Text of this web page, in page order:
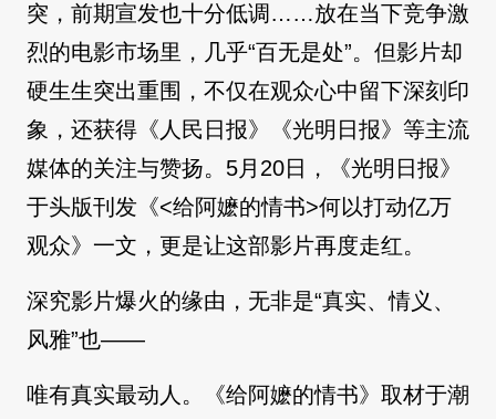
突，前期宣发也十分低调……放在当下竞争激
烈的电影市场里，几乎“百无是处”。但影片却
硬生生突出重围，不仅在观众心中留下深刻印
象，还获得《人民日报》《光明日报》等主流
媒体的关注与赞扬。5月20日，《光明日报》
于头版刊发《<给阿嬷的情书>何以打动亿万
观众》一文，更是让这部影片再度走红。
深究影片爆火的缘由，无非是“真实、情义、
风雅”也——
唯有真实最动人。《给阿嬷的情书》取材于潮